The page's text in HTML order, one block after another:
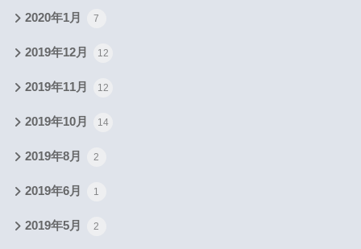
2020年1月 7
2019年12月 12
2019年11月 12
2019年10月 14
2019年8月 2
2019年6月 1
2019年5月 2